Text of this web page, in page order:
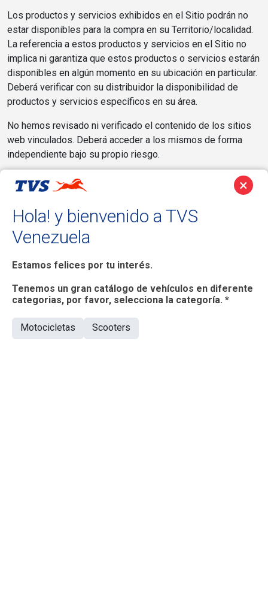
Los productos y servicios exhibidos en el Sitio podrán no
estar disponibles para la compra en su Territorio/localidad.
La referencia a estos productos y servicios en el Sitio no
implica ni garantiza que estos productos o servicios estarán
disponibles en algún momento en su ubicación en particular.
Deberá verificar con su distribuidor la disponibilidad de
productos y servicios específicos en su área.
No hemos revisado ni verificado el contenido de los sitios
web vinculados. Deberá acceder a los mismos de forma
independiente bajo su propio riesgo.
MARCA REGISTRADA
servicio, logos, dispositivos de TVS y/o las marcas de
propiedad de su casa matriz, afiliadas, empresas
controladoras o subsidiarias de TVS, para distinguir sus
productos (en su conjunto denominados Propiedad
Intelectual de TVS). La Propiedad Intelectual de TVS está
protegida por la marca comercial y no se debe reproducir,
copiar ni utilizar de ninguna manera copias/simulaciones de
material tangible o intangible, sin el expreso permiso y
consentimiento de TVS, en cumplimiento con las leyes
×
Hola! y bienvenido a TVS
Venezuela
Estamos felices por tu interés.
Tenemos un gran catálogo de vehículos en diferente
categorias, por favor, selecciona la categoría. *
Motocicletas Scooters